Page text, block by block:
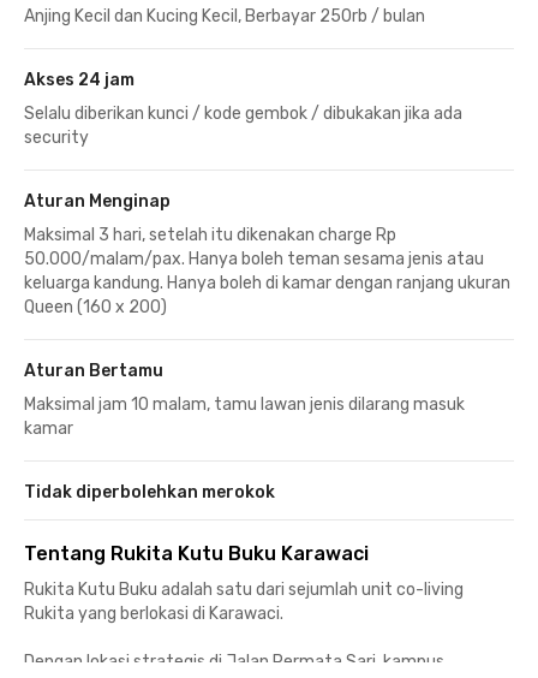
Anjing Kecil dan Kucing Kecil, Berbayar 250rb / bulan
Akses 24 jam
Selalu diberikan kunci / kode gembok / dibukakan jika ada
security
Aturan Menginap
Maksimal 3 hari, setelah itu dikenakan charge Rp
50.000/malam/pax. Hanya boleh teman sesama jenis atau
keluarga kandung. Hanya boleh di kamar dengan ranjang ukuran
Queen (160 x 200)
Aturan Bertamu
Maksimal jam 10 malam, tamu lawan jenis dilarang masuk
kamar
Tidak diperbolehkan merokok
Tentang Rukita Kutu Buku Karawaci
Rukita Kutu Buku adalah satu dari sejumlah unit co-living
Rukita yang berlokasi di Karawaci.
Dengan lokasi strategis di Jalan Permata Sari, kampus